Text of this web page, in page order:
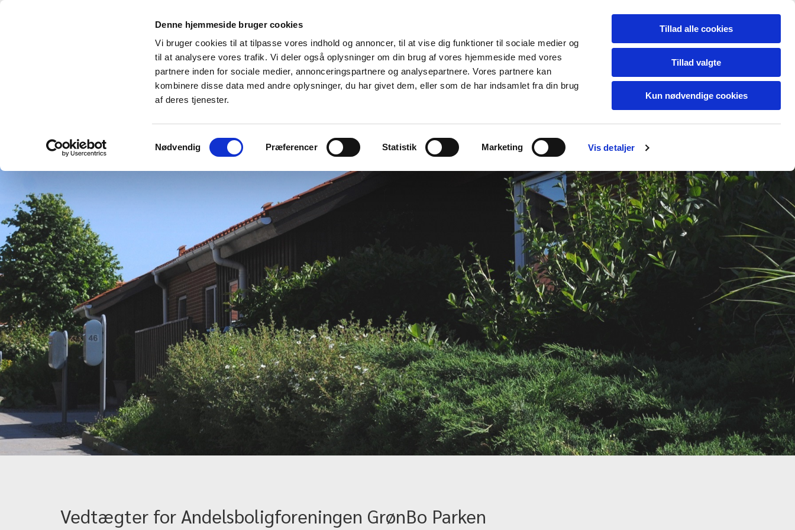
Denne hjemmeside bruger cookies
Vi bruger cookies til at tilpasse vores indhold og annoncer, til at vise dig funktioner til sociale medier og
til at analysere vores trafik. Vi deler også oplysninger om din brug af vores hjemmeside med vores
partnere inden for sociale medier, annonceringspartnere og analysepartnere. Vores partnere kan
kombinere disse data med andre oplysninger, du har givet dem, eller som de har indsamlet fra din brug
af deres tjenester.
Nødvendig Præferencer Statistik Marketing Vis detaljer
Tillad alle cookies
Tillad valgte
Kun nødvendige cookies
GrønBo Parken Andelsbevis
Vedtægter for Andelsboligforeningen GrønBo Parken